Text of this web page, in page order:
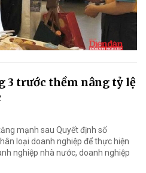
3 trước thềm nâng tỷ lệ
mạnh sau Quyết định số
loại doanh nghiệp để thực hiện
nghiệp nhà nước, doanh nghiệp